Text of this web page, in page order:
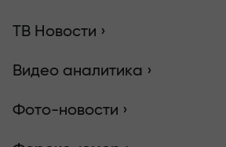
ТВ Новости ›
Видео аналитика ›
Фото-новости ›